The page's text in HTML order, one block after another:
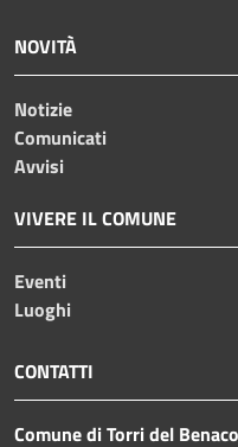
NOVITÀ
Notizie
Comunicati
Avvisi
VIVERE IL COMUNE
Eventi
Luoghi
CONTATTI
Comune di Torri del Benaco